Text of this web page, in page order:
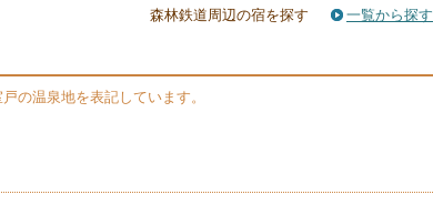
森林鉄道周辺の宿を探す 一覧から探す
の温泉地を表記しています。